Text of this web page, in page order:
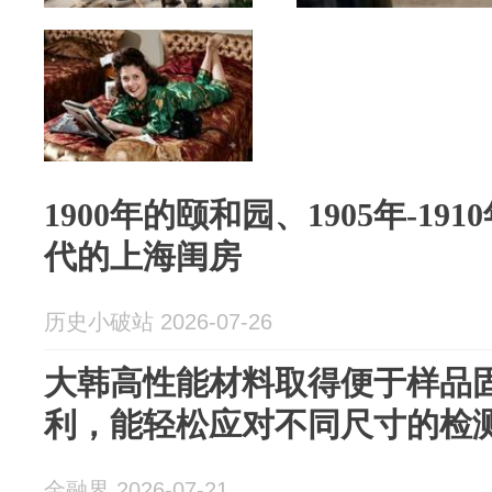
1900年的颐和园、1905年-
代的上海闺房
历史小破站 2026-07-26
大韩高性能材料取得便于样品
利，能轻松应对不同尺寸的检